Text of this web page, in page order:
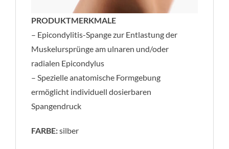
PRODUKTMERKMALE
– Epicondylitis-Spange zur Entlastung der
Muskelursprünge am ulnaren und/oder
radialen Epicondylus
– Spezielle anatomische Formgebung
ermöglicht individuell dosierbaren
Spangendruck
FARBE:silber